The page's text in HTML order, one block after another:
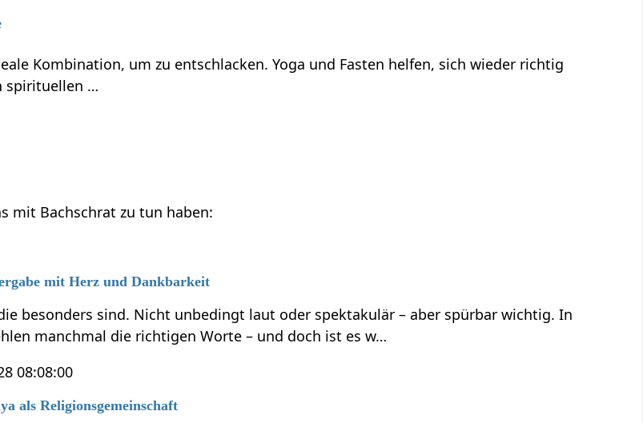
Kombination, um zu entschlacken. Yoga und Fasten helfen, sich wieder richtig
spirituellen …
mit Bachschrat zu tun haben:
mit Herz und Dankbarkeit
besonders sind. Nicht unbedingt laut oder spektakulär – aber spürbar wichtig. In
manchmal die richtigen Worte – und doch ist es w…
08:08:00
als Religionsgemeinschaft